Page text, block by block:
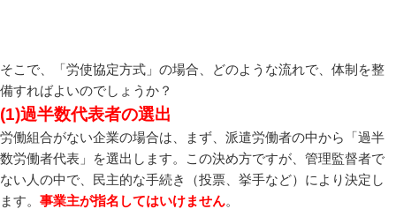
そこで、「労使協定方式」の場合、どのような流れで、体制を整
備すればよいのでしょうか？
(1)過半数代表者の選出
労働組合がない企業の場合は、まず、派遣労働者の中から「過半
数労働者代表」を選出します。この決め方ですが、管理監督者で
ない人の中で、民主的な手続き（投票、挙手など）により決定し
ます。 事業主が指名してはいけません。